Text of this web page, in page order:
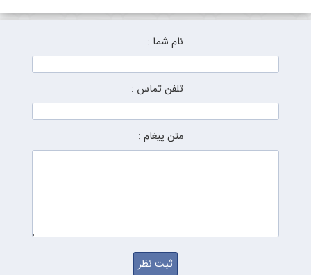
نام شما :
تلفن تماس :
متن پیغام :